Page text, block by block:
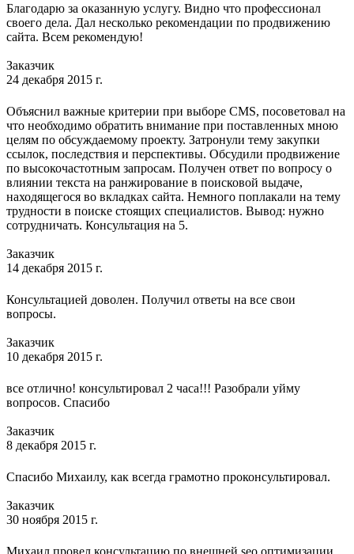
Благодарю за оказанную услугу. Видно что профессионал
своего дела. Дал несколько рекомендации по продвижению
сайта. Всем рекомендую!
Заказчик
24 декабря 2015 г.
Объяснил важные критерии при выборе CMS, посоветовал на
что необходимо обратить внимание при поставленных мною
целям по обсуждаемому проекту. Затронули тему закупки
ссылок, последствия и перспективы. Обсудили продвижение
по высокочастотным запросам. Получен ответ по вопросу о
влиянии текста на ранжирование в поисковой выдаче,
находящегося во вкладках сайта. Немного поплакали на тему
трудности в поиске стоящих специалистов. Вывод: нужно
сотрудничать. Консультация на 5.
Заказчик
14 декабря 2015 г.
Консультацией доволен. Получил ответы на все свои
вопросы.
Заказчик
10 декабря 2015 г.
все отлично! консультировал 2 часа!!! Разобрали уйму
вопросов. Спасибо
Заказчик
8 декабря 2015 г.
Спасибо Михаилу, как всегда грамотно проконсультировал.
Заказчик
30 ноября 2015 г.
Михаил провел консультацию по внешней seo оптимизации,